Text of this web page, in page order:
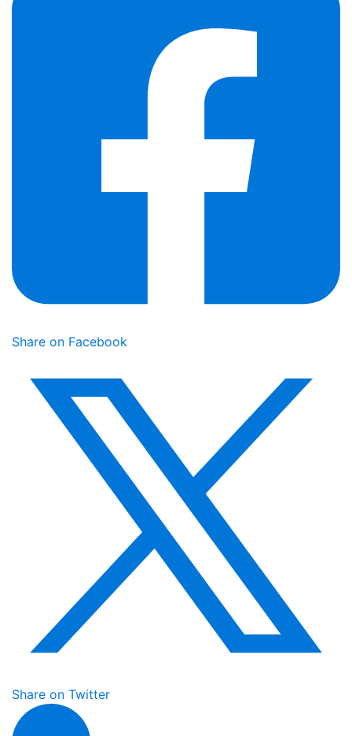
Share on Facebook
Share on Twitter